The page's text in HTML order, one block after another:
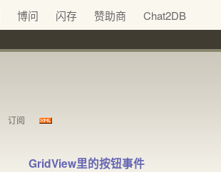
博问 闪存 赞助商 Chat2DB
订阅
GridView里的按钮事件